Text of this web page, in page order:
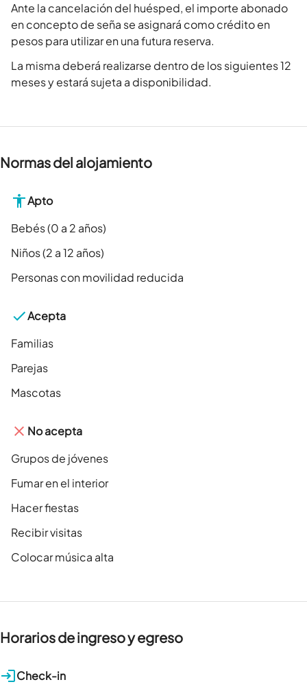
Ante la cancelación del huésped, el importe abonado
en concepto de seña se asignará como crédito en
pesos para utilizar en una futura reserva.
La misma deberá realizarse dentro de los siguientes 12
meses y estará sujeta a disponibilidad.
Normas del alojamiento
Apto
Bebés (0 a 2 años)
Niños (2 a 12 años)
Personas con movilidad reducida
Acepta
Familias
Parejas
Mascotas
No acepta
Grupos de jóvenes
Fumar en el interior
Hacer fiestas
Recibir visitas
Colocar música alta
Horarios de ingreso y egreso
Check-in